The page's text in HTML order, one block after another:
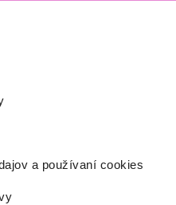
a používaní cookies